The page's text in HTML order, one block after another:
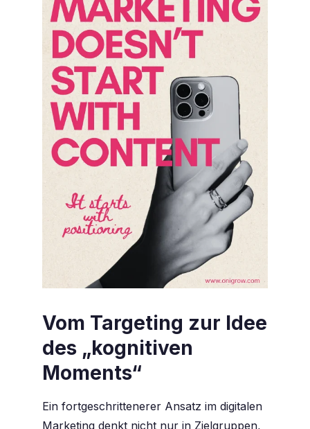
Vom Targeting zur Idee
des „kognitiven
Moments“
Ein fortgeschrittenerer Ansatz im digitalen
Marketing denkt nicht nur in Zielgruppen,